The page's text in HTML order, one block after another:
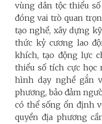
vùng dân tộc thiểu
đóng vai trò quan
tạo nghề, xây dựng
thức kỷ cương lao
khích, tạo động lực
thiểu số tích cực học
hình dạy nghề gắn
phương, bảo đảm
có thể sống ổn định
quyền địa phương